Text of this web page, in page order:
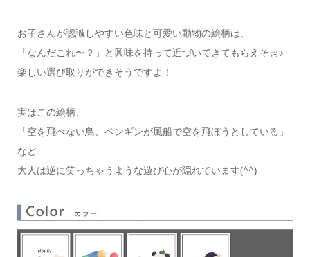
お子さんが認識しやすい色味と可愛い動物の絵柄は、
「なんだこれ〜？」と興味を持って近づいてきてもらえそぉ♪
楽しい選び取りができそうですよ！
実はこの絵柄、
「空を飛べない鳥、ペンギンが風船で空を飛ぼうとしている」
など
大人は逆に笑っちゃうような遊び心が隠れています(^^)